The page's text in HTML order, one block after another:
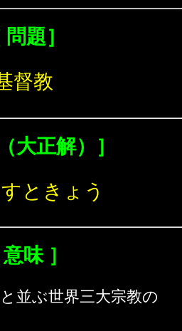
問題］
督教
大正解）］
ときょう
意味 ］
並ぶ世界三大宗教の